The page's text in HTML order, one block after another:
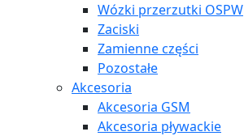
Wózki przerzutki OSPW
Zaciski
Zamienne części
Pozostałe
Akcesoria
Akcesoria GSM
Akcesoria pływackie